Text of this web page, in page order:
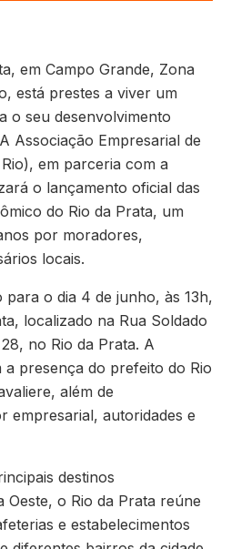
em Campo Grande, Zona
está prestes a viver um
o seu desenvolvimento
Associação Empresarial de
em parceria com a
o lançamento oficial das
do Rio da Prata, um
por moradores,
locais.
para o dia 4 de junho, às 13h,
localizado na Rua Soldado
no Rio da Prata. A
presença do prefeito do Rio
além de
empresarial, autoridades e
destinos
Oeste, o Rio da Prata reúne
e estabelecimentos